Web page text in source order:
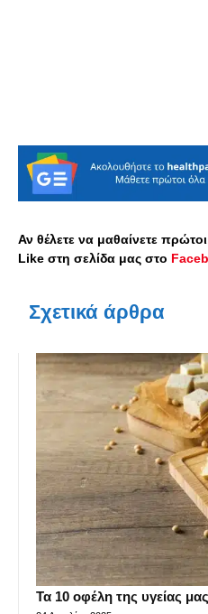
Αν θέλετε να μαθαίνετε
Like στη σελίδα μας στο
Σχετικά άρθρα
Τα 10 οφέλη της υγείας